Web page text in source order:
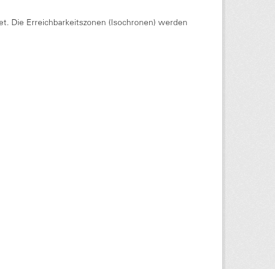
Die Erreichbarkeitszonen (Isochronen) werden